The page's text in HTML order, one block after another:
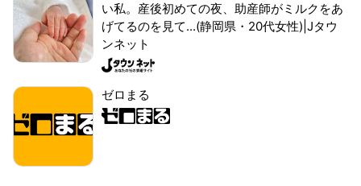
い私。産後初めての夜、助産師がミルクをあ
げてるのを見て...(静岡県・20代女性)|Jタウ
ンネット
ゼロまる